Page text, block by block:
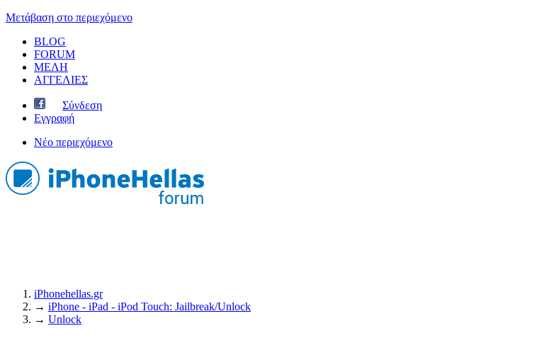
Μετάβαση στο περιεχόμενο
BLOG
FORUM
ΜΕΛΗ
ΑΓΓΕΛΙΕΣ
Σύνδεση
Εγγραφή
Νέο περιεχόμενο
iPhonehellas.gr
→ iPhone - iPad - iPod Touch: Jailbreak/Unlock
→ Unlock